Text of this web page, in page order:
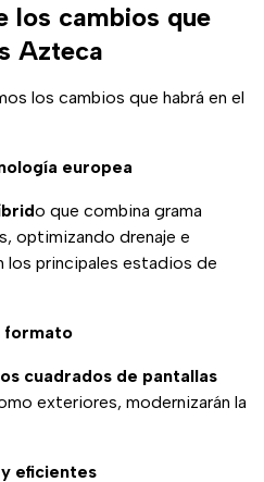
los cambios que
Azteca
los cambios que habrá en el
europea
o que combina grama
optimizando drenaje e
los principales estadios de
formato
cuadrados de pantallas
exteriores, modernizarán la
eficientes